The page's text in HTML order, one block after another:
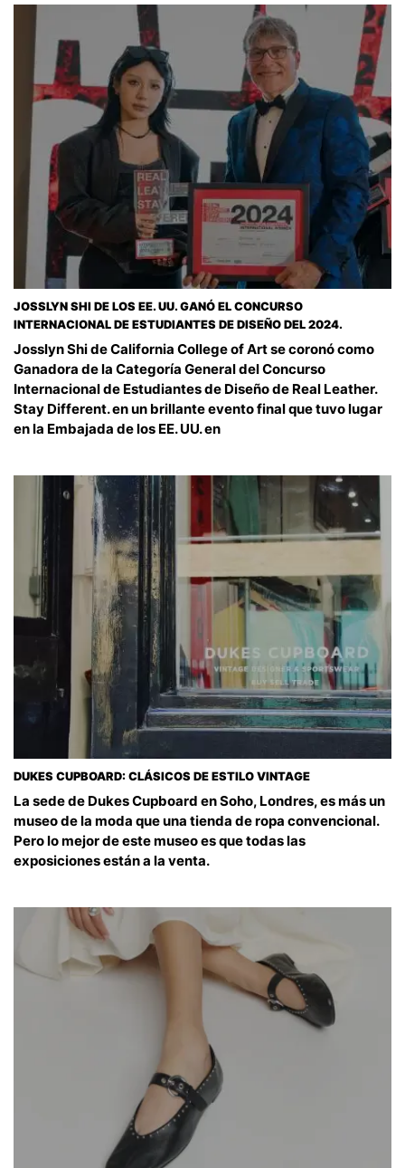
JOSSLYN SHI DE LOS EE. UU. GANÓ EL CONCURSO
INTERNACIONAL DE ESTUDIANTES DE DISEÑO DEL 2024.
Josslyn Shi de California College of Art se coronó como
Ganadora de la Categoría General del Concurso
Internacional de Estudiantes de Diseño de Real Leather.
Stay Different. en un brillante evento final que tuvo lugar
en la Embajada de los EE. UU. en
DUKES CUPBOARD: CLÁSICOS DE ESTILO VINTAGE
La sede de Dukes Cupboard en Soho, Londres, es más un
museo de la moda que una tienda de ropa convencional.
Pero lo mejor de este museo es que todas las
exposiciones están a la venta.